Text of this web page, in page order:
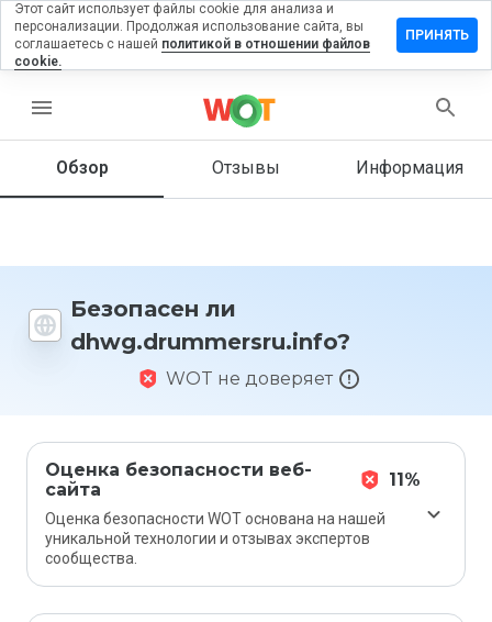
menu
Обзор Отзывы Информация
Безопасен ли
dhwg.drummersru.info?
WOT не доверяет
Оценка безопасности веб-
сайта
11%
Оценка безопасности WOT основана на нашей
уникальной технологии и отзывах экспертов
сообщества.
отзыв на
вы
сайт от
Этот сайт использует файлы cookie для анализа и
персонализации. Продолжая использование сайта, вы
соглашаетесь с нашей политикой в отношении файлов
cookie.
ПРИНЯТЬ